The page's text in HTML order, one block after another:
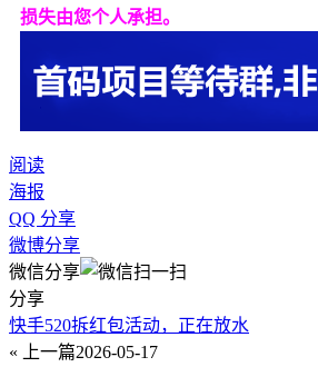
损失由您个人承担。
阅读
海报
QQ 分享
微博分享
微信分享
分享
快手520拆红包活动，正在放水
« 上一篇2026-05-17